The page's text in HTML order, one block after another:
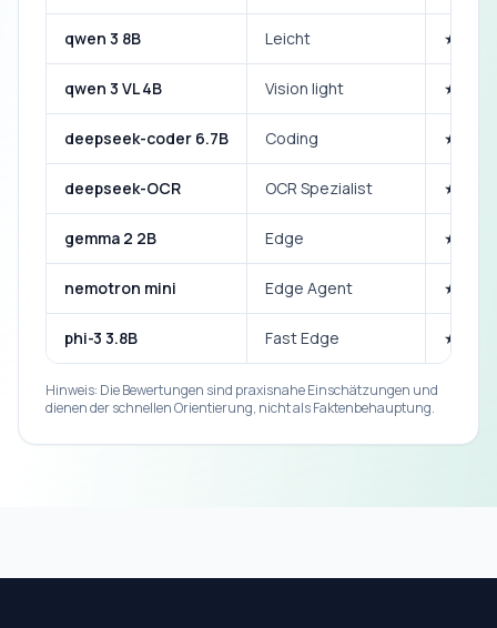
qwen 3 8B Leicht
qwen 3 VL 4B Vision light
deepseek-coder 6.7B Coding
deepseek-OCR OCR Spezialist
gemma 2 2B Edge
nemotron mini Edge Agent
phi-3 3.8B Fast Edge
Hinweis: Die Bewertungen sind praxisnahe Einschätzungen und
dienen der schnellen Orientierung, nicht als Faktenbehauptung.